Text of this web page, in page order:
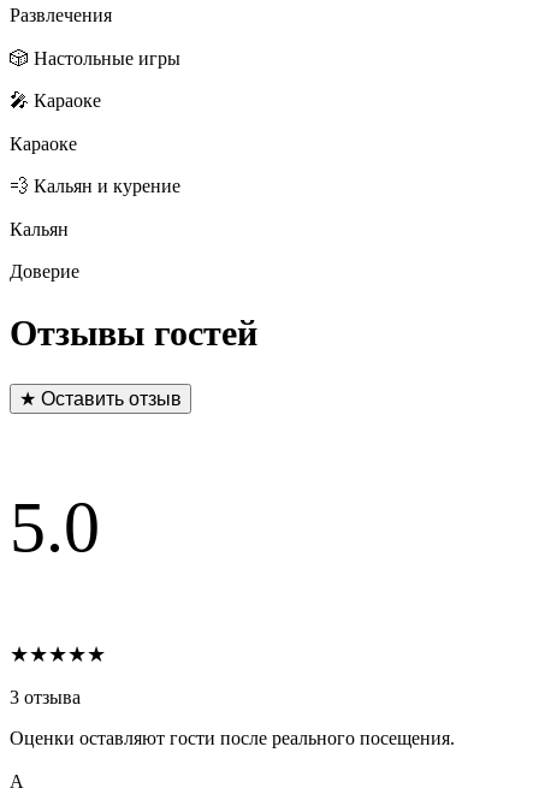
Развлечения
🎲 Настольные игры
🎤 Караоке
Караоке
💨 Кальян и курение
Кальян
Доверие
Отзывы гостей
★ Оставить отзыв
5.0
★★★★★
3 отзыва
Оценки оставляют гости после реального посещения.
А